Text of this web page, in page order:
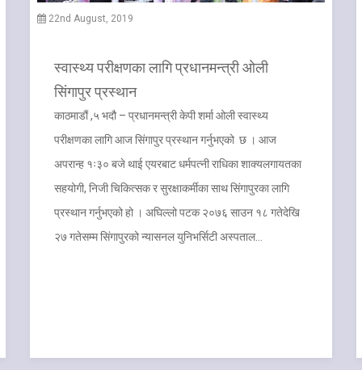
22nd August, 2019
स्वास्थ्य परीक्षणका लागि प्रधानमन्त्री ओली
सिंगापुर प्रस्थान
काठमाडौं ,५ भदौ – प्रधानमन्त्री केपी शर्मा ओली स्वास्थ्य
परीक्षणका लागि आज सिंगापुर प्रस्थान गर्नुभएको छ । आज
अपरान्ह १ः३० बजे थाई एयरबाट धर्मपत्नी राधिका शाक्यलगायतका
सहयोगी, निजी चिकित्सक र सुरक्षाकर्मीका साथ सिंगापुरका लागि
प्रस्थान गर्नुभएको हो । अघिल्लो पटक २०७६ साउन १८ गतेदेखि
२७ गतेसम्म सिंगापुरको न्यासनल युनिभर्सिटी अस्पताल…